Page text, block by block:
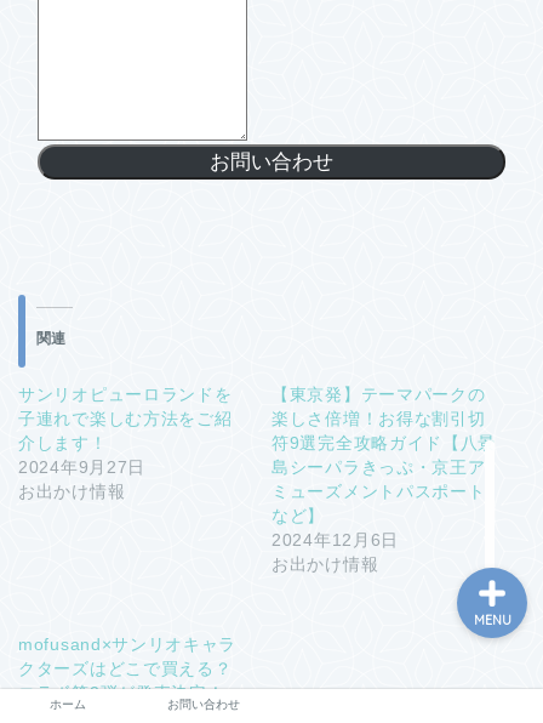
お問い合わせ
関連
サンリオピューロランドを
子連れで楽しむ方法をご紹
介します！
2024年9月27日
お出かけ情報
【東京発】テーマパークの
楽しさ倍増！お得な割引切
符9選完全攻略ガイド【八景
島シーパラきっぷ・京王ア
ミューズメントパスポート
など】
2024年12月6日
お出かけ情報
mofusand×サンリオキャラ
クターズはどこで買える？
コラボ第2弾が発売決定！
ホーム お問い合わせ
MENU
ホーム
お問い合わせ